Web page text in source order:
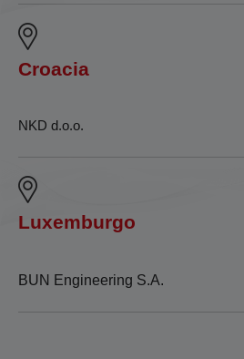
Croacia
NKD d.o.o.
Luxemburgo
BUN Engineering S.A.